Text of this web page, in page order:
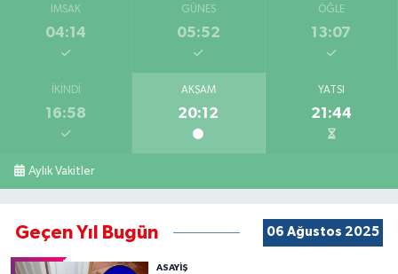
İMSAK
04:14
GÜNEŞ
05:52
ÖĞLE
13:07
İKINDI
16:58
AKŞAM
20:12
YATSI
21:44
Aylık Vakitler
Geçen Yıl Bugün 06 Ağustos 2025
ASAYİŞ